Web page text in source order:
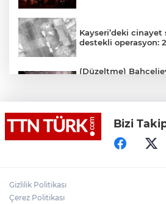
Kayseri’deki
destekli operasyon:
(Düzeltme)
bir can kaybı veya
Adalet Bakanı
Başkanı Behçet
Bizi
Gizlilik Politikası
Çerez Politikası